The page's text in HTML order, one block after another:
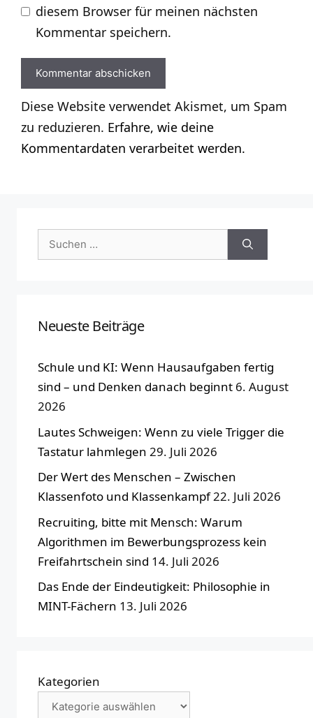
diesem Browser für meinen nächsten
Kommentar speichern.
Diese Website verwendet Akismet, um Spam
zu reduzieren. Erfahre, wie deine
Kommentardaten verarbeitet werden.
Suchen
nach:
Neueste Beiträge
Schule und KI: Wenn Hausaufgaben fertig
sind – und Denken danach beginnt 6. August
2026
Lautes Schweigen: Wenn zu viele Trigger die
Tastatur lahmlegen 29. Juli 2026
Der Wert des Menschen – Zwischen
Klassenfoto und Klassenkampf22. Juli 2026
Recruiting, bitte mit Mensch: Warum
Algorithmen im Bewerbungsprozess kein
Freifahrtschein sind 14. Juli 2026
Das Ende der Eindeutigkeit: Philosophie in
MINT-Fächern 13. Juli 2026
Kategorien